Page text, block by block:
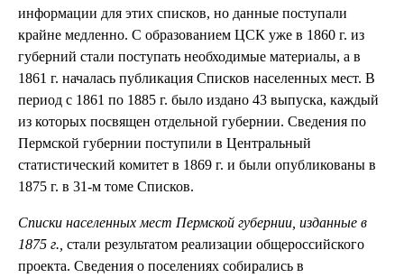
информации для этих списков, но данные поступали
крайне медленно. С образованием ЦСК уже в 1860 г. из
губерний стали поступать необходимые материалы, а в
1861 г. началась публикация Списков населенных мест. В
период с 1861 по 1885 г. было издано 43 выпуска, каждый
из которых посвящен отдельной губернии. Сведения по
Пермской губернии поступили в Центральный
статистический комитет в 1869 г. и были опубликованы в
1875 г. в 31-м томе Списков.
Списки населенных мест Пермской губернии, изданные в
1875 г., стали результатом реализации общероссийского
проекта. Сведения о поселениях собирались в